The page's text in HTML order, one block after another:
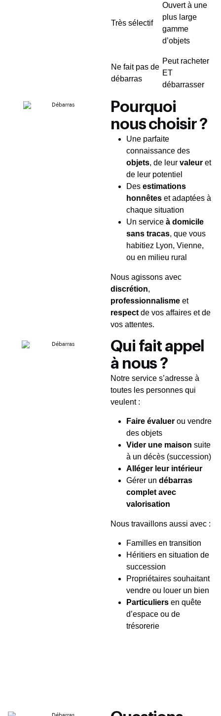
Très sélectif
Ouvert à une
plus large
gamme
d’objets
Ne fait pas de
débarras
Peut racheter
ET
débarrasser
Pourquoi
nous choisir ?
Une parfaite
connaissance des
objets, de leur valeur et
de leur potentiel
Des estimations
honnêtes et adaptées à
chaque situation
Un service à domicile
sans tracas, que vous
habitiez Lyon, Vienne,
ou en milieu rural
Nous agissons avec
discrétion,
professionnalisme et
respect de vos affaires et de
vos attentes.
Qui fait appel
à nous ?
Notre service s’adresse à
toutes les personnes qui
veulent :
Faire évaluer ou vendre
des objets
Vider une maison suite
à un décès (succession)
Alléger leur intérieur
Gérer un débarras
complet avec
valorisation
Nous travaillons aussi avec :
Familles en transition
Héritiers en situation de
succession
Propriétaires souhaitant
vendre ou louer un bien
Particuliers en quête
d’espace ou de
trésorerie